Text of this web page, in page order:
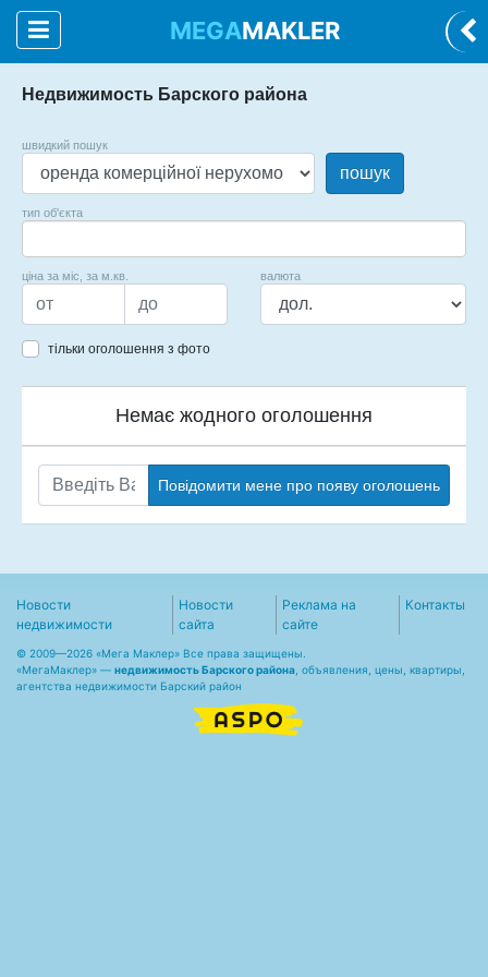
MEGAMAKLER
Недвижимость Барского района
швидкий пошук
пошук
тип об'єкта
ціна за міс, за м.кв. валюта
тільки оголошення з фото
Немає жодного оголошення
Повідомити мене про появу оголошень
Новости
недвижимости
Новости
сайта
Реклама на
сайте
Контакты
© 2009—2026 «Мега Маклер» Все права защищены.
«МегаМаклер» — недвижимость Барского района , объявления, цены, квартиры,
агентства недвижимости Барский район